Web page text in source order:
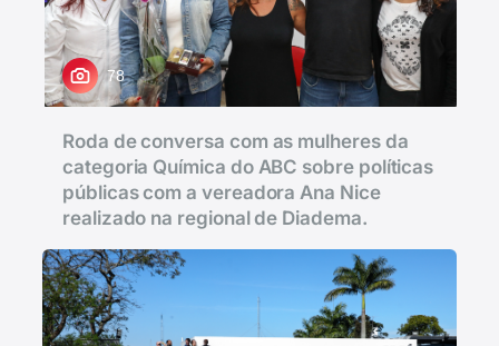
78
Roda de conversa com as mulheres da
categoria Química do ABC sobre políticas
públicas com a vereadora Ana Nice
realizado na regional de Diadema.